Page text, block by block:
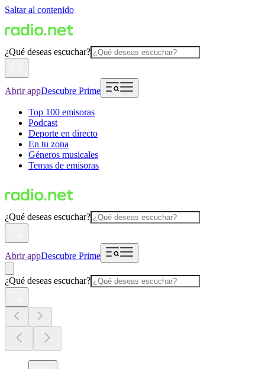
Saltar al contenido
¿Qué deseas escuchar?
Abrir appDescubre Prime
Top 100 emisoras
Podcast
Deporte en directo
En tu zona
Géneros musicales
Temas de emisoras
¿Qué deseas escuchar?
Abrir appDescubre Prime
¿Qué deseas escuchar?